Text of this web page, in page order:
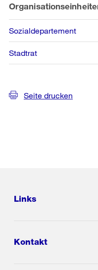
Sozialdepartement
Stadtrat
Seite drucken
Links
Kontakt